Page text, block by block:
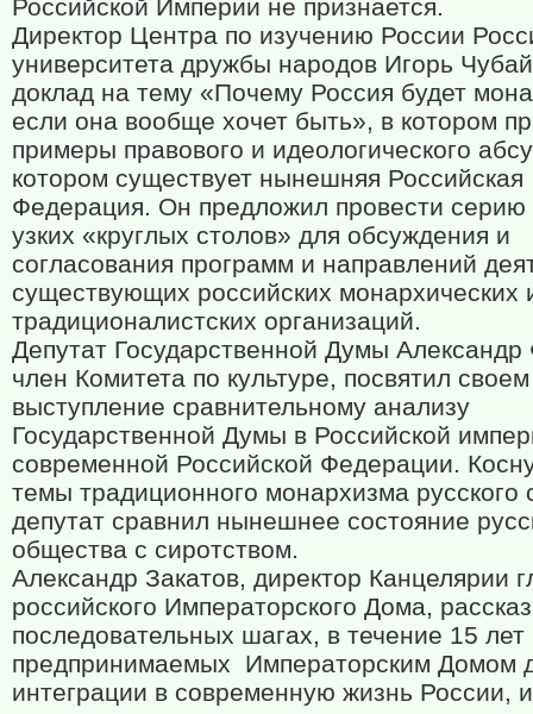
Российской Империи не признается.
Директор Центра по изучению России
университета дружбы народов Игорь
доклад на тему «Почему Россия будет
если она вообще хочет быть», в котором
примеры правового и идеологического
котором существует нынешняя Российская
Федерация. Он предложил провести серию
узких «круглых столов» для обсуждения и
согласования программ и направлений
существующих российских монархических
традиционалистских организаций.
Депутат Государственной Думы
член Комитета по культуре, посвятил своем
выступление сравнительному анализу
Государственной Думы в Российской
современной Российской Федерации.
темы традиционного монархизма русского
депутат сравнил нынешнее состояние
общества с сиротством.
Александр Закатов, директор Канцелярии
российского Императорского Дома,
последовательных шагах, в течение 15 лет
предпринимаемых
Императорским Домом
интеграции в современную жизнь России,